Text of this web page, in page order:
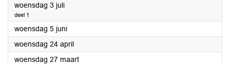
woensdag 3 juli2024
deel 1
woensdag 5 juni2024
woensdag 24 april2024
woensdag 27 maart2024